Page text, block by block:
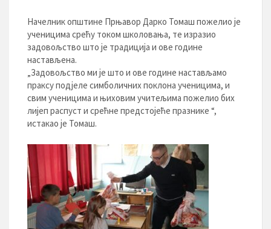
Начелник општине Прњавор Дарко Томаш пожелио је
ученицима срећу током школовања, те изразио
задовољство што је традиција и ове године
настављена.
„Задовољство ми је што и ове године настављамо
праксу подјеле симболичних поклона ученицима, и
свим ученицима и њиховим учитељима пожелио бих
лијеп распуст и срећне предстојеће празнике “,
истакао је Томаш.